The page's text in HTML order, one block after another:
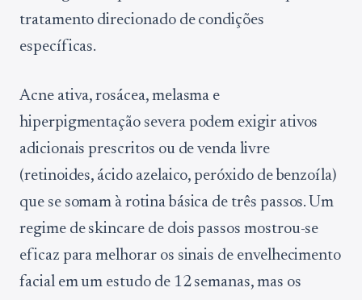
tratamento direcionado de condições
específicas.
Acne ativa, rosácea, melasma e
hiperpigmentação severa podem exigir ativos
adicionais prescritos ou de venda livre
(retinoides, ácido azelaico, peróxido de benzoíla)
que se somam à rotina básica de três passos. Um
regime de skincare de dois passos mostrou-se
eficaz para melhorar os sinais de envelhecimento
facial em um estudo de 12 semanas, mas os